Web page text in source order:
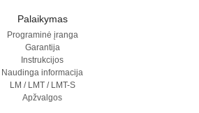
Palaikymas
Programinė įranga
Garantija
Instrukcijos
Naudinga informacija
LM / LMT / LMT-S
Apžvalgos